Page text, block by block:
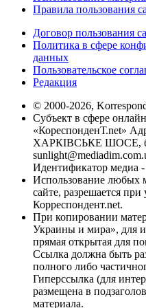
Правила пользования
Договор пользования
Политика в сфере
данных
Пользовательское
Редакция
© 2000-2026,
Субъект в сфере
«КореспонденТ.net»
ХАРКІВСЬКЕ ШОСЕ,
Идентификатор медиа
Использование любых
сайте, разрешается
Корреспондент.net.
При копировании
Украины и мира», для
прямая открытая для
Ссылка должна быть
полного либо
Гиперссылка (для
размещена в
материала.